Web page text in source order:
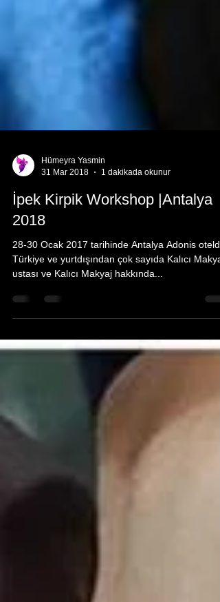
31 Mar 2018
1 dakikada okunur
İpek Kirpik Workshop |Antalya
2018
28-30 Ocak 2017 tarihinde Antalya Adonis otelde
ustası ve Kalıcı Makyaj hakkında...